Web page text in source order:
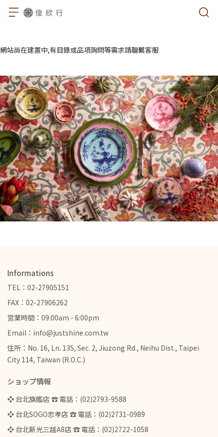
網站尚在建置中,有目錄或品項詢問等需求請聯繫客服
Informations
TEL：02-27905151
FAX：02-27906262
営業時間：09:00am - 6:00pm
Email：info@justshine.com.tw
住所：No. 16, Ln. 135, Sec. 2, Jiuzong Rd., Neihu Dist., Taipei
City 114, Taiwan (R.O.C.)
ショップ情報
❖ 台北旗艦店 ☎ 電話：(02)2793-9588
❖ 台北SOGO忠孝店 ☎ 電話：(02)2731-0989
❖ 台北新光三越A8店 ☎ 電話：(02)2722-1058